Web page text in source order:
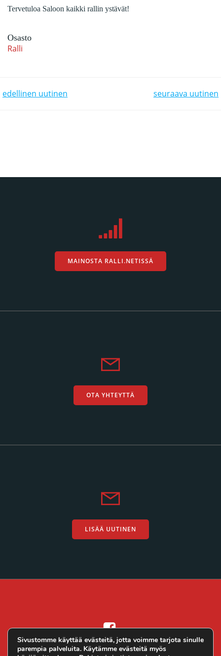
Tervetuloa Saloon kaikki rallin ystävät!
Osasto
Ralli
edellinen uutinen seuraava uutinen
MAINOSTA RALLI.NETISSÄ
OTA YHTEYTTÄ
LISÄÄ UUTINEN
Sivustomme käyttää evästeitä, jotta voimme tarjota sinulle
parempia palveluita. Käytämme evästeitä myös